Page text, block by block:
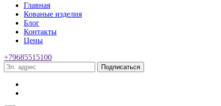
Главная
Кованые изделия
Блог
Контакты
Цены
+79685515100
Подписаться